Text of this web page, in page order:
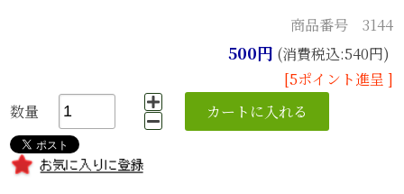
商品番号 3144
500円 (消費税込:540円)
[5ポイント進呈 ]
数量